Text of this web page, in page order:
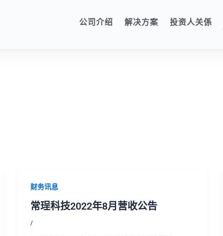
公司介绍 解决方案 投资人关係
财务讯息
常珵科技2022年8月营收公告
/